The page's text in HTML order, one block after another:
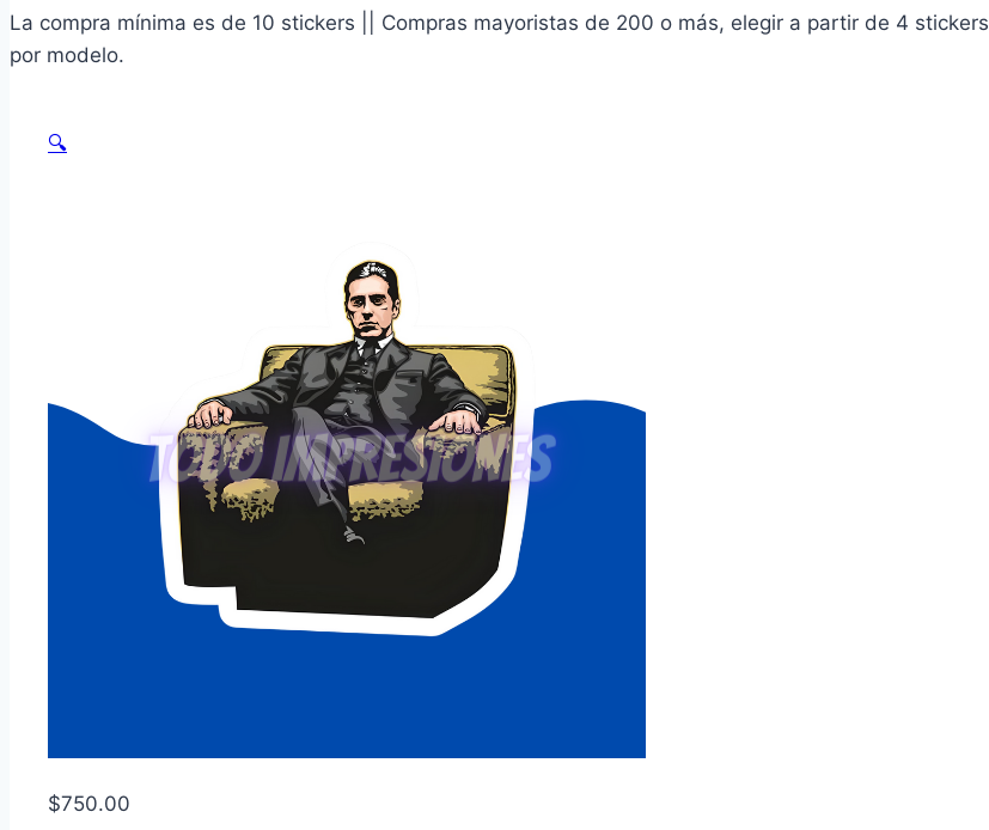
La compra mínima es de 10 stickers || Compras mayoristas de 200 o más, elegir a partir de 4 stickers
por modelo.
🔍
$750.00